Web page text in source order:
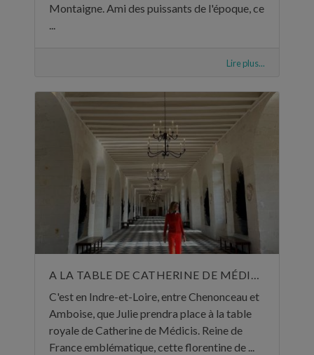
Montaigne. Ami des puissants de l'époque, ce
...
Lire plus...
A LA TABLE DE CATHERINE DE MÉDICIS
C'est en Indre-et-Loire, entre Chenonceau et
Amboise, que Julie prendra place à la table
royale de Catherine de Médicis. Reine de
France emblématique, cette florentine de ...